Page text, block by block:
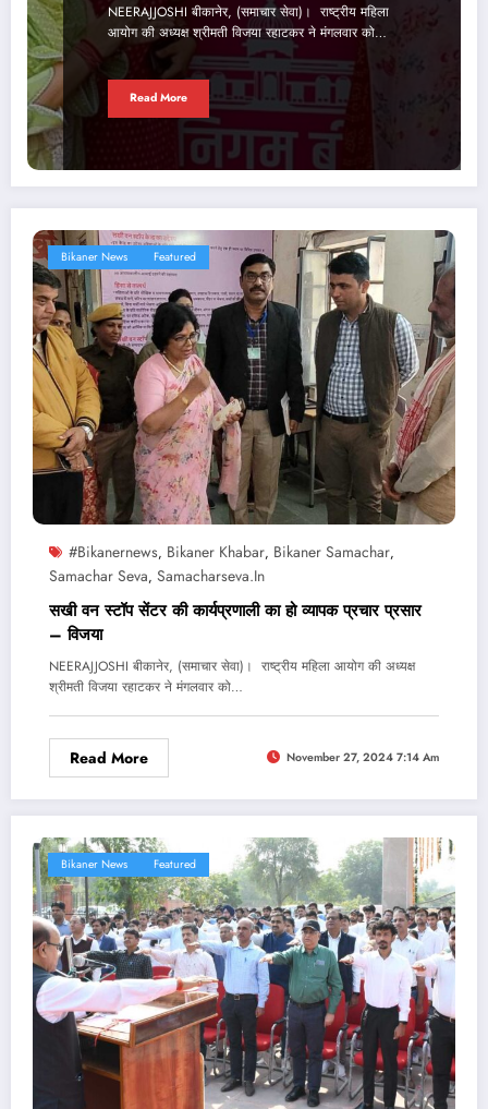
NEERAJJOSHI बीकानेर, (समाचार सेवा)। राष्ट्रीय महिला
आयोग की अध्यक्ष श्रीमती विजया रहाटकर ने मंगलवार को…
Read More
Bikaner News Featured
#bikanernews, Bikaner Khabar, Bikaner Samachar,
Samachar Seva, Samacharseva.in
सखी वन स्टॉप सेंटर की कार्यप्रणाली का हो व्यापक प्रचार प्रसार
– विजया
NEERAJJOSHI बीकानेर, (समाचार सेवा)। राष्ट्रीय महिला आयोग की अध्यक्ष
श्रीमती विजया रहाटकर ने मंगलवार को…
Read More November 27, 2024 7:14 Am
Bikaner News Featured